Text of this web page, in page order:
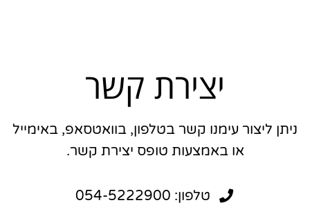
יצירת קשר
ניתן ליצור עימנו קשר בטלפון, בוואטסאפ, באימייל
או באמצעות טופס יצירת קשר.
טלפון: 054-5222900